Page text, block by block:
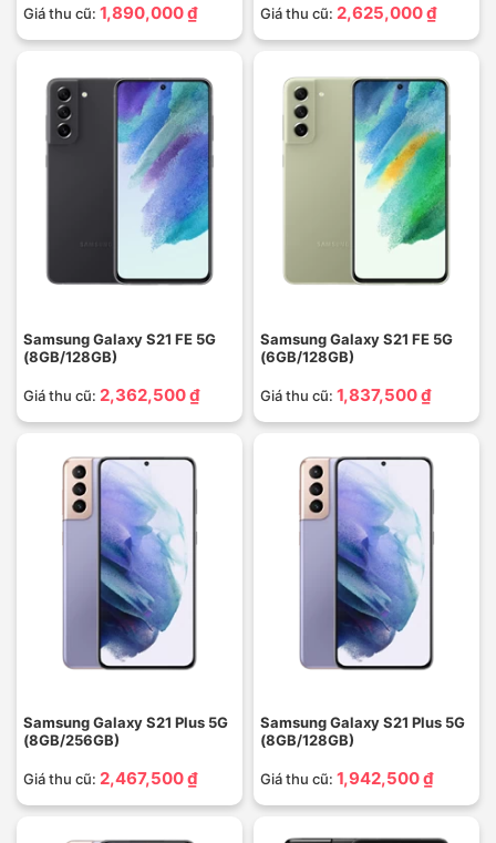
Giá thu cũ: 1,890,000 ₫ Giá thu cũ: 2,625,000 ₫
Samsung Galaxy S21 FE 5G
(8GB/128GB)
Giá thu cũ: 2,362,500 ₫
Samsung Galaxy S21 FE 5G
(6GB/128GB)
Giá thu cũ: 1,837,500 ₫
Samsung Galaxy S21 Plus 5G
(8GB/256GB)
Giá thu cũ: 2,467,500 ₫
Samsung Galaxy S21 Plus 5G
(8GB/128GB)
Giá thu cũ: 1,942,500 ₫